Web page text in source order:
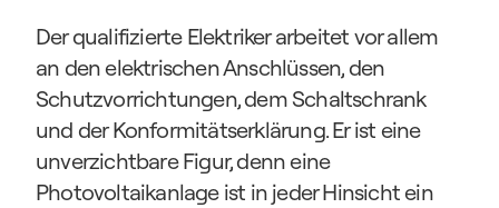
Der qualifizierte Elektriker arbeitet vor allem
an den elektrischen Anschlüssen, den
Schutzvorrichtungen, dem Schaltschrank
und der Konformitätserklärung. Er ist eine
unverzichtbare Figur, denn eine
Photovoltaikanlage ist in jeder Hinsicht ein